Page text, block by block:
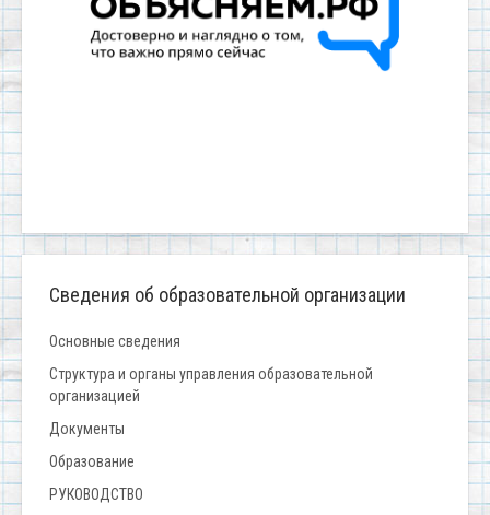
Сведения об образовательной организации
Основные сведения
Структура и органы управления образовательной
организацией
Документы
Образование
РУКОВОДСТВО